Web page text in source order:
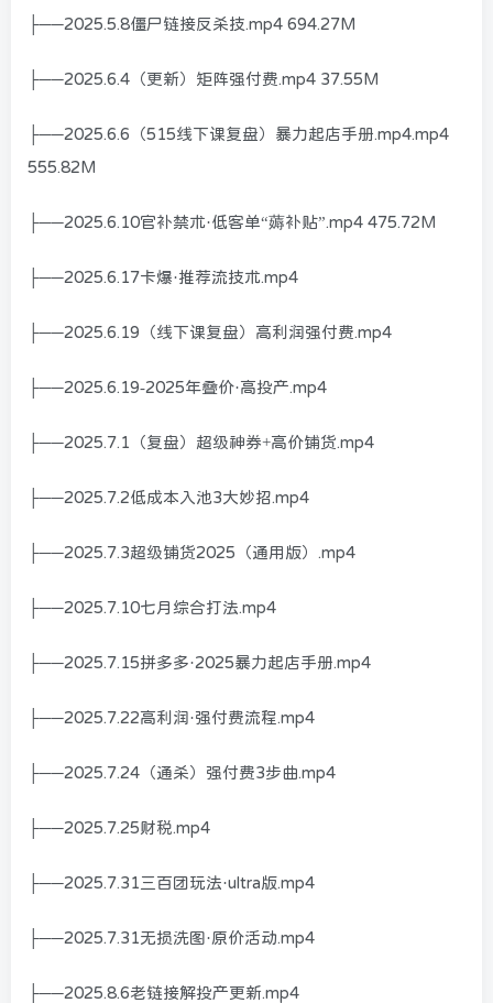
├──2025.5.8僵尸链接反杀技.mp4 694.27M
├──2025.6.4（更新）矩阵强付费.mp4 37.55M
├──2025.6.6（515线下课复盘）暴力起店手册.mp4.mp4
555.82M
├──2025.6.10官补禁术·低客单“薅补贴”.mp4 475.72M
├──2025.6.17卡爆·推荐流技术.mp4
├──2025.6.19（线下课复盘）高利润强付费.mp4
├──2025.6.19-2025年叠价·高投产.mp4
├──2025.7.1（复盘）超级神券+高价铺货.mp4
├──2025.7.2低成本入池3大妙招.mp4
├──2025.7.3超级铺货2025（通用版）.mp4
├──2025.7.10七月综合打法.mp4
├──2025.7.15拼多多·2025暴力起店手册.mp4
├──2025.7.22高利润·强付费流程.mp4
├──2025.7.24（通杀）强付费3步曲.mp4
├──2025.7.25财税.mp4
├──2025.7.31三百团玩法·ultra版.mp4
├──2025.7.31无损洗图·原价活动.mp4
├──2025.8.6老链接解投产更新.mp4